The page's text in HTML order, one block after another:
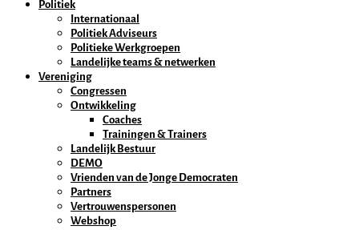
Politiek
Internationaal
Politiek Adviseurs
Politieke Werkgroepen
Landelijke teams & netwerken
Vereniging
Congressen
Ontwikkeling
Coaches
Trainingen & Trainers
Landelijk Bestuur
DEMO
Vrienden van de Jonge Democraten
Partners
Vertrouwenspersonen
Webshop